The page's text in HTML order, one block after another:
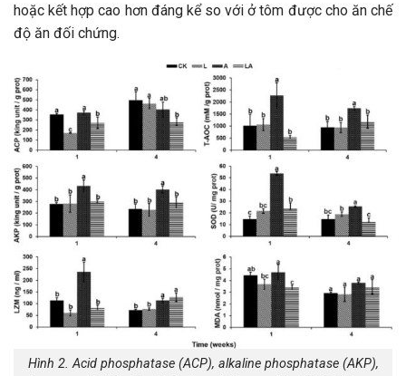
hoặc kết hợp cao hơn đáng kể so với ở tôm được cho ăn chế
độ ăn đối chứng.
Hình 2. Acid phosphatase (ACP), alkaline phosphatase (AKP),